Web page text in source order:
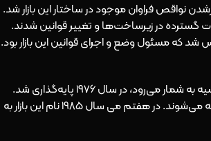
هنگ کنگ در سال 1987 بود که باعث آشکارشدن نواقص فراوان موجود در ساختار این بازار شد.
گسترده در زیرساخت‌ها و تغییر قوانین شدند.
بورس کالای هنگ کنگ که یکی از بزرگترین بازارهای مشتقه آسیا و منطقه اقیانوسیه به شمار می‌رود، در سال 1976 پایه‌گذاری شد.
قراردادهای آتی طلا،شکر و پنبه از جمله محصولاتی هستند که در این بازار معامله می‌شوند. در هفتم می سال 1985 نام این بازار به